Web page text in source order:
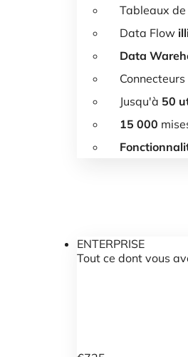
Tableaux
Data Flow
Data
Jusqu'à 50
15 000
ENTERPRISE
Tout ce dont vous